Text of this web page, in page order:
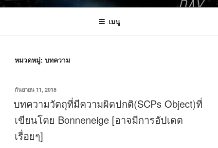
เมนู
หมวดหมู่: บทความ
เขียน
ที่
กันยายน 11, 2018
บทความวัตถุที่มีความผิดปกติ(SCPs Object)ที่
เขียนโดย Bonneneige [อาจมีการอัปเดต
เรื่อยๆ]